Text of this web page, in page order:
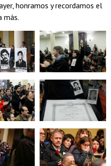
honramos y recordamos el
más.
Zoom
Zoom
Zoom